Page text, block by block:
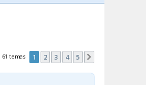
61 temas 1 2 3 4 5